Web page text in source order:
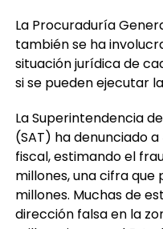
La Procuraduría
también se ha
situación jurídica de
si se pueden ejecutar
La Superintendencia
(SAT) ha denunciado
fiscal, estimando el
millones, una cifra
millones. Muchas de
dirección falsa en la